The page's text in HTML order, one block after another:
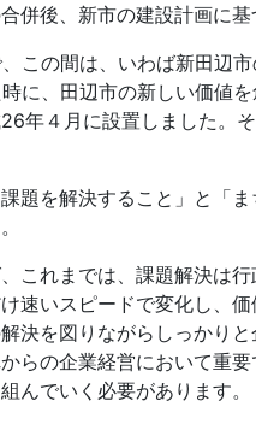
併後、新市の建設計画に
この間は、いわば新田辺
に、田辺市の新しい価値
年４月に設置しました。
課題を解決すること」と「
これまでは、課題解決は
速いスピードで変化し、
決を図りながらしっかり
らの企業経営において重
んでいく必要があります。